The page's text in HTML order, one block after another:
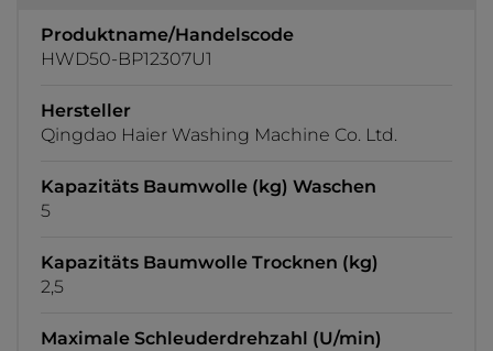
Produktname/Handelscode
HWD50-BP12307U1
Hersteller
Qingdao Haier Washing Machine Co. Ltd.
Kapazitäts Baumwolle (kg) Waschen
5
Kapazitäts Baumwolle Trocknen (kg)
2,5
Maximale Schleuderdrehzahl (U/min)